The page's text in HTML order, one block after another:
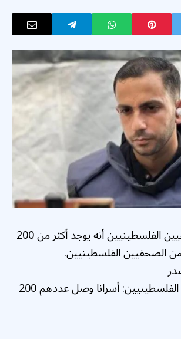
قال نقيب الصحفيين الفلسطينيين أنه يوجد أكثر من 200
نقيب الصحفيين الفلسطينيين: أسرانا وصل عددهم 200